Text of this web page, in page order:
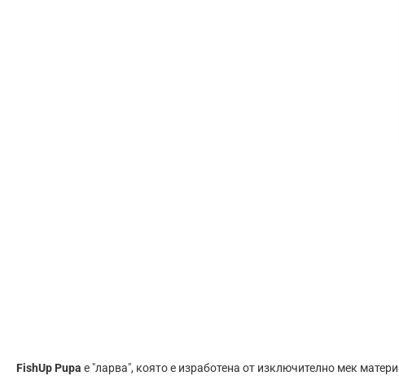
FishUp Pupa е "ларва", която е изработена от изключително мек